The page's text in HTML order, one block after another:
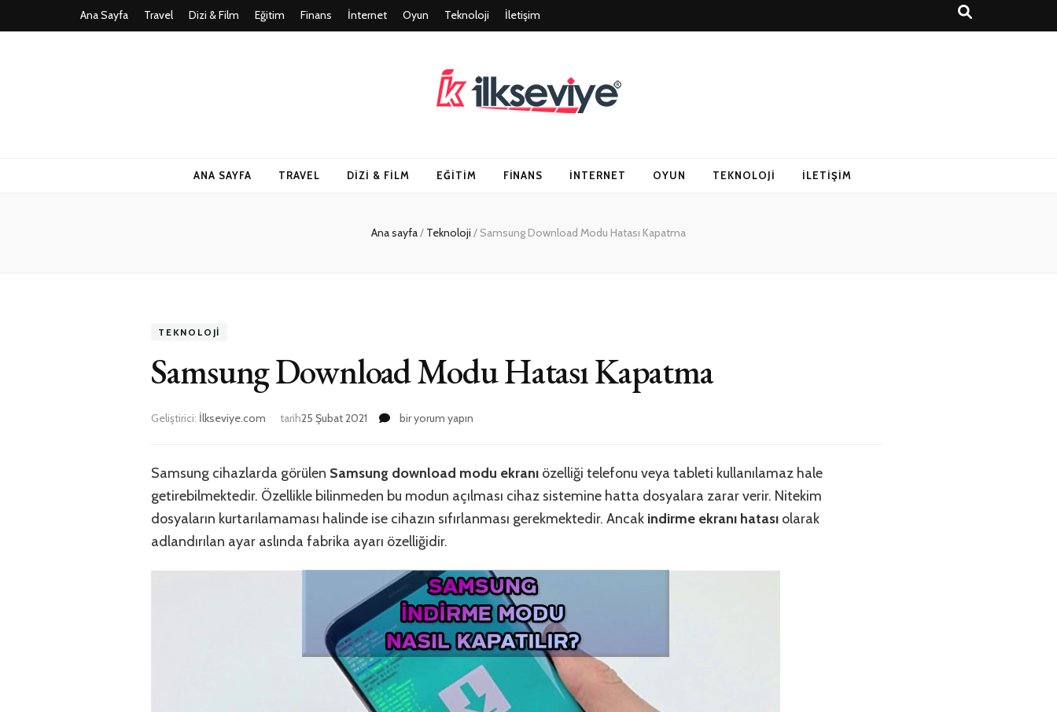
Ana Sayfa Travel Dizi & Film Eğitim Finans İnternet Oyun Teknoloji İletişim
ANA SAYFA TRAVEL DIZI & FILM EĞITIM FINANS İNTERNET OYUN TEKNOLOJI İLETIŞIM
Ana sayfa/ Teknoloji / Samsung Download Modu Hatası Kapatma
TEKNOLOJI
Samsung Download Modu Hatası Kapatma
Geliştirici: İlkseviye.com tarih25 Şubat 2021
Samsung
Hatası
için
bir yorum yapın
Samsung cihazlarda görülen Samsung download modu ekranı özelliği telefonu veya tableti kullanılamaz hale
getirebilmektedir. Özellikle bilinmeden bu modun açılması cihaz sistemine hatta dosyalara zarar verir. Nitekim
dosyaların kurtarılamaması halinde ise cihazın sıfırlanması gerekmektedir. Ancak indirme ekranı hatası olarak
adlandırılan ayar aslında fabrika ayarı özelliğidir.